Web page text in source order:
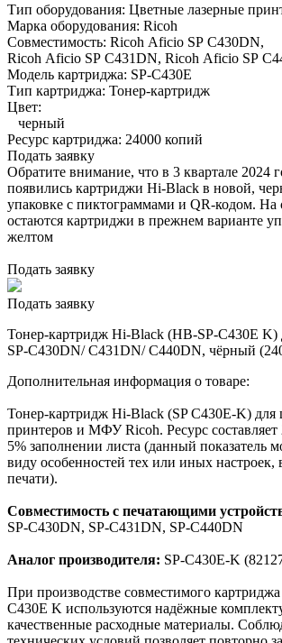
Тип оборудования: Цветные лазерные
Марка оборудования: Ricoh
Совместимость: Ricoh Aficio SP C430DN,
Ricoh Aficio SP C431DN, Ricoh Aficio SP
Модель картриджа: SP-C430E
Тип картриджа: Тонер-картридж
Цвет:
черный
Ресурс картриджа: 24000 копий
Подать заявку
Обратите внимание, что в 3 квартале 2024
появились картриджи Hi-Black в новой,
упаковке с пиктограммами и QR-кодом. На
остаются картриджи в прежнем варианте
желтом
Подать заявку
Подать заявку
Тонер-картридж Hi-Black (HB-SP-C430E K)
SP-C430DN/ C431DN/ C440DN, чёрный
Дополнительная информация о товаре:
Тонер-картридж Hi-Black (SP C430E-K) для
принтеров и МФУ Ricoh. Ресурс
5% заполнении листа (данный показатель
виду особенностей тех или иных
печати).
Совместимость с печатающими
SP-C430DN, SP-C431DN, SP-C440DN
Аналог производителя: SP-C430E-K
При производстве совместимого
C430E K используются надёжные
качественные расходные материалы.